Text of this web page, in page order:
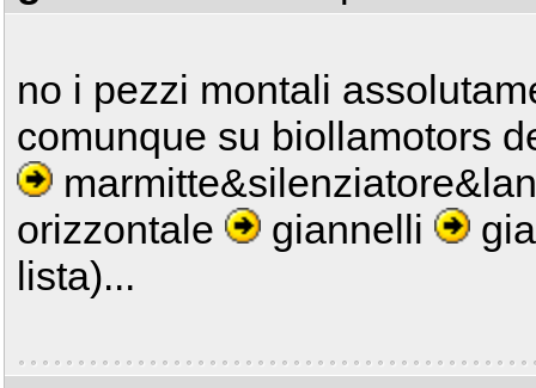
no i pezzi montali
comunque su biollamotors
orizzontale
giannelli
lista)...